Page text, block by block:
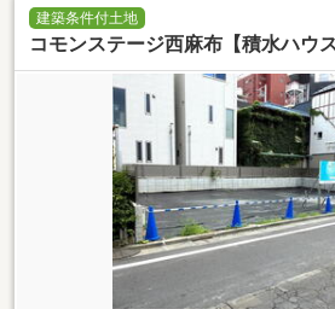
建築条件付土地
コモンステージ西麻布【積水ハウス